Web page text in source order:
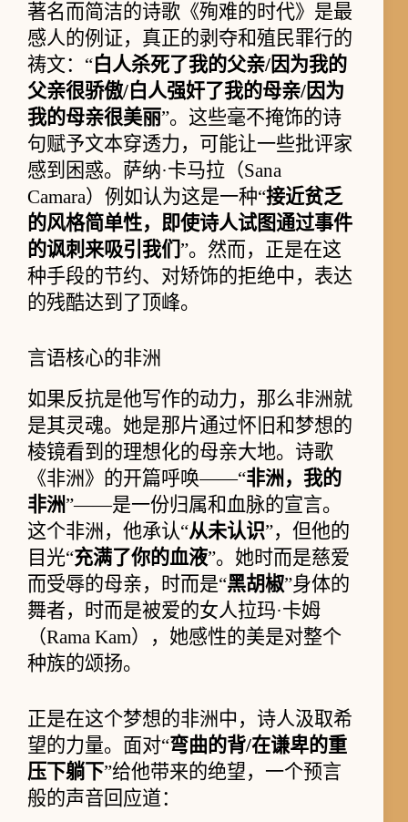
著名而简洁的诗歌《殉难的时代》是最
感人的例证，真正的剥夺和殖民罪行的
祷文：“ 白人杀死了我的父亲/因为我的
父亲很骄傲/白人强奸了我的母亲/因为
我的母亲很美丽”。这些毫不掩饰的诗
句赋予文本穿透力，可能让一些批评家
感到困惑。萨纳·卡马拉（Sana
Camara）例如认为这是一种“接近贫乏
的风格简单性，即使诗人试图通过事件
的讽刺来吸引我们 ”。然而，正是在这
种手段的节约、对矫饰的拒绝中，表达
的残酷达到了顶峰。
言语核心的非洲
如果反抗是他写作的动力，那么非洲就
是其灵魂。她是那片通过怀旧和梦想的
棱镜看到的理想化的母亲大地。诗歌
《非洲》的开篇呼唤——“非洲，我的
非洲”——是一份归属和血脉的宣言。
这个非洲，他承认“从未认识”，但他的
目光“充满了你的血液”。她时而是慈爱
而受辱的母亲，时而是“黑胡椒”身体的
舞者，时而是被爱的女人拉玛·卡姆
（Rama Kam），她感性的美是对整个
种族的颂扬。
正是在这个梦想的非洲中，诗人汲取希
望的力量。面对“弯曲的背/在谦卑的重
压下躺下”给他带来的绝望，一个预言
般的声音回应道：